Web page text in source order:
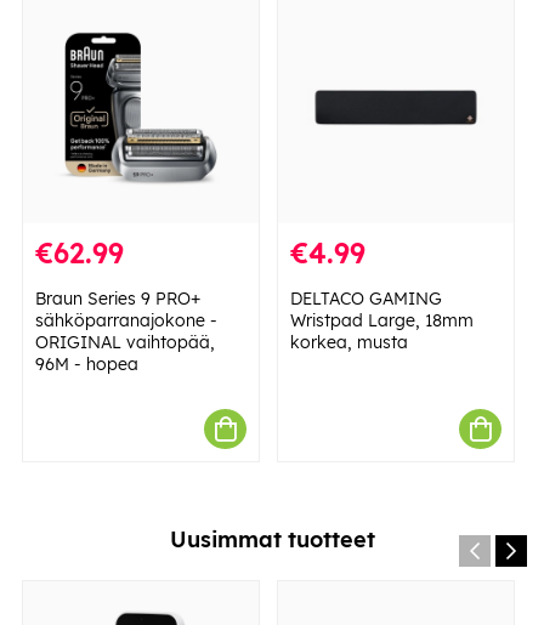
€62.99
Braun Series 9 PRO+
sähköparranajokone -
ORIGINAL vaihtopää,
96M - hopea
€4.99
DELTACO GAMING
Wristpad Large, 18mm
korkea, musta
Uusimmat tuotteet